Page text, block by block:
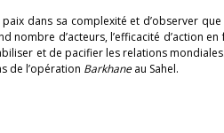
dans sa complexité et d’observer
d’acteurs, l’efficacité d’action
et de pacifier les relations
de l’opération Barkhaneau Sahel.